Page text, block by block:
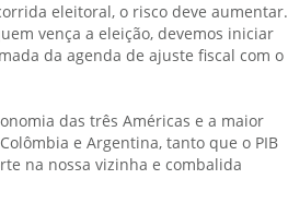
eleitoral, o risco deve aumentar.
vença a eleição, devemos iniciar
da agenda de ajuste fiscal com o
das três Américas e a maior
e Argentina, tanto que o PIB
na nossa vizinha e combalida